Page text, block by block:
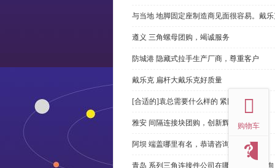
与当地 地脚固定座制造商见面很容易。戴
遵义 三角螺母团购，竭诚服务
防城港 隐藏式拉手生产厂商，尊重客户
戴乐克 扁杆大戴乐克好质量
[合适的]袁总需要什么样的 紧固件？
雅安 间隔连接块团购，创新辉煌
阿坝 端盖哪里有名，恭请咨询
青岛 系列三角连接件公司在哪里，免费咨询
购物车